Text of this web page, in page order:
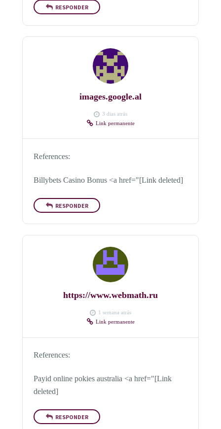
RESPONDER
images.google.al
3 dias atrás
Link permanente
References:
Billybets Casino Bonus <a href="[Link deleted]
RESPONDER
https://www.webmath.ru
1 semana atrás
Link permanente
References:
Payid online pokies australia <a href="[Link
deleted]
RESPONDER